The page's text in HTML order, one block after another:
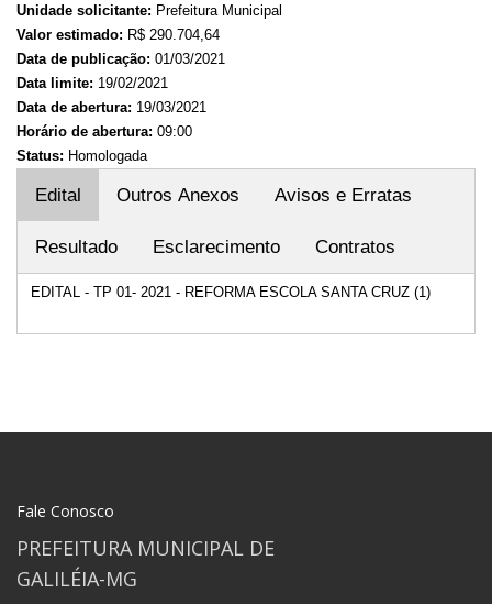
Unidade solicitante: Prefeitura Municipal
Valor estimado: R$ 290.704,64
Data de publicação: 01/03/2021
Data limite: 19/02/2021
Data de abertura: 19/03/2021
Horário de abertura: 09:00
Status: Homologada
Edital Outros Anexos Avisos e Erratas
Resultado Esclarecimento Contratos
EDITAL - TP 01- 2021 - REFORMA ESCOLA SANTA CRUZ (1)
Fale Conosco
PREFEITURA MUNICIPAL DE
GALILÉIA-MG